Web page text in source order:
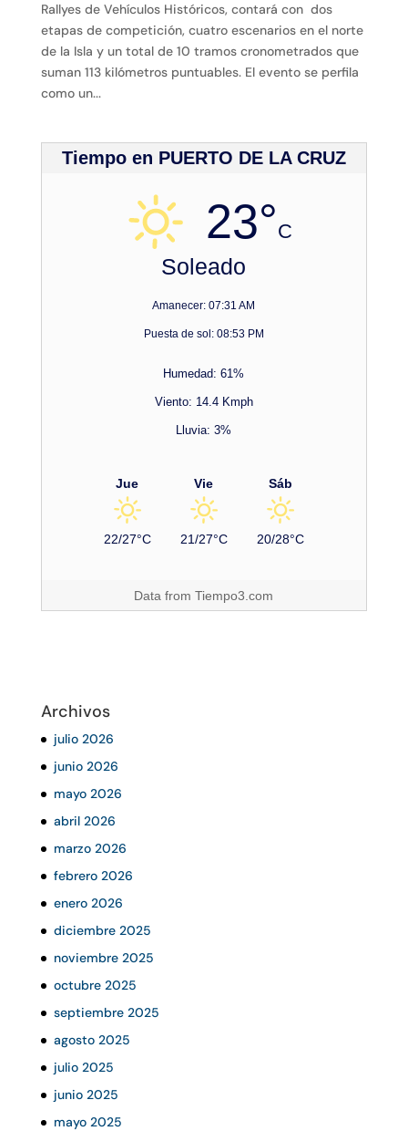
Rallyes de Vehículos Históricos, contará con dos
etapas de competición, cuatro escenarios en el norte
de la Isla y un total de 10 tramos cronometrados que
suman 113 kilómetros puntuables. El evento se perfila
como un...
Tiempo en PUERTO DE LA CRUZ
23°C
Soleado
Amanecer: 07:31 AM
Puesta de sol: 08:53 PM
Humedad: 61%
Viento: 14.4 Kmph
Lluvia: 3%
Jue
22/27°C
Vie
21/27°C
Sáb
20/28°C
Data fromTiempo3.com
Archivos
julio 2026
junio 2026
mayo 2026
abril 2026
marzo 2026
febrero 2026
enero 2026
diciembre 2025
noviembre 2025
octubre 2025
septiembre 2025
agosto 2025
julio 2025
junio 2025
mayo 2025